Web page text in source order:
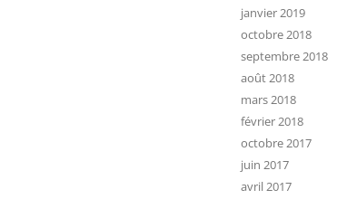
janvier 2019
octobre 2018
septembre 2018
août 2018
mars 2018
février 2018
octobre 2017
juin 2017
avril 2017